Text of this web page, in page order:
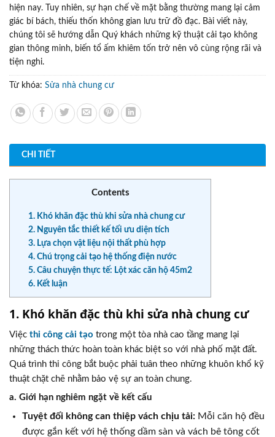
hiện nay. Tuy nhiên, sự hạn chế về mặt bằng thường mang lại cảm
giác bí bách, thiếu thốn không gian lưu trữ đồ đạc. Bài viết này,
chúng tôi sẽ hướng dẫn Quý khách những kỹ thuật cải tạo không
gian thông minh, biến tổ ấm khiêm tốn trở nên vô cùng rộng rãi và
tiện nghi.
Từ khóa: Sửa nhà chung cư
CHI TIẾT
Contents
1. Khó khăn đặc thù khi sửa nhà chung cư
2. Nguyên tắc thiết kế tối ưu diện tích
3. Lựa chọn vật liệu nội thất phù hợp
4. Chú trọng cải tạo hệ thống điện nước
5. Câu chuyện thực tế: Lột xác căn hộ 45m2
6. Kết luận
1. Khó khăn đặc thù khi sửa nhà chung cư
Việc thi công cải tạo trong một tòa nhà cao tầng mang lại
những thách thức hoàn toàn khác biệt so với nhà phố mặt đất.
Quá trình thi công bắt buộc phải tuân theo những khuôn khổ kỹ
thuật chặt chẽ nhằm bảo vệ sự an toàn chung.
a. Giới hạn nghiêm ngặt về kết cấu
Tuyệt đối không can thiệp vách chịu tải:Mỗi căn hộ đều
được gắn kết với hệ thống dầm sàn và vách bê tông cốt